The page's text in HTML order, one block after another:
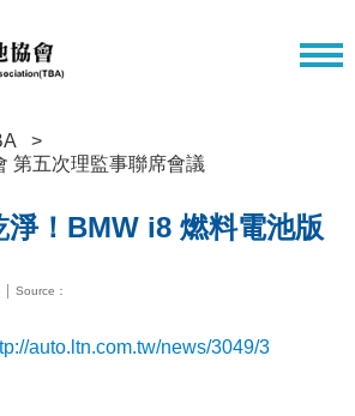
第五次理監事聯席會議
淨！BMW i8 燃料電池版
Source：
auto.ltn.com.tw/news/3049/3